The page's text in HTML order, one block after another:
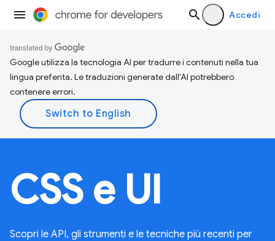
Accedi
Google utilizza la tecnologia AI per tradurre i contenuti nella tua
lingua preferita. Le traduzioni generate dall'AI potrebbero
contenere errori.
CSS e UI
Scopri le API, gli strumenti e le tecniche più recenti per